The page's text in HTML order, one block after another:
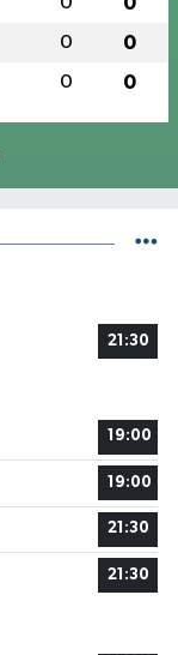
0 0
0 0
21:30
19:00
19:00
21:30
21:30